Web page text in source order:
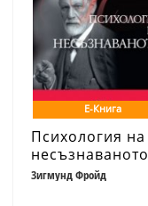
Е-Книга
Психология на
несъзнаваното
Зигмунд Фройд